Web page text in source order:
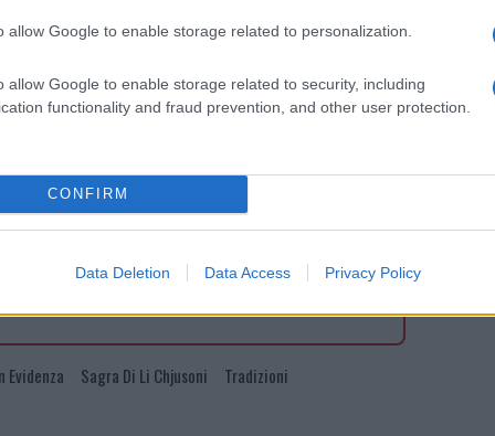
allow Google to enable storage related to personalization.
allow Google to enable storage related to security, including
functionality and fraud prevention, and other user protection.
CONFIRM
Data Deletion Data Access Privacy Policy
Arzachena-100083089223110/
nazionali?
nella sezione
Evidenza Sagra Di Li Chjusoni Tradizioni